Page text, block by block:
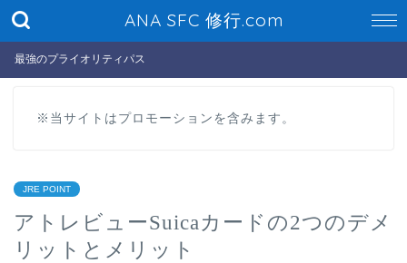
ANA SFC 修行.com
最強のプライオリティパス
※当サイトはプロモーションを含みます。
JRE POINT
アトレビューSuicaカードの2つのデメ
リットとメリット